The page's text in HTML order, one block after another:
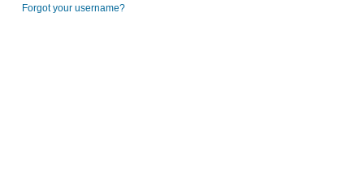
Forgot your username?